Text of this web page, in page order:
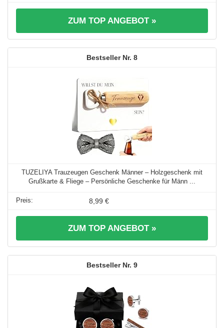
ZUM TOP ANGEBOT »
8
TUZELIYA Trauzeugen Geschenk Männer – Holzgeschenk mit
Grußkarte & Fliege – Persönliche Geschenke für Männ ...
8,99 €
ZUM TOP ANGEBOT »
9